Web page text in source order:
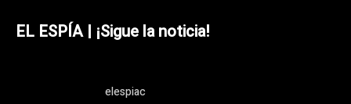
EL ESPÍA | ¡Sigue la noticia!
elespiac